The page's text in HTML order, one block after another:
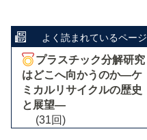
よく読まれているページ
プラスチック分解研究
はどこへ向かうのか―ケ
ミカルリサイクルの歴史
と展望―
(31回)